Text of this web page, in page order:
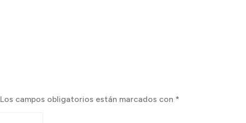
Los campos obligatorios están marcados con *